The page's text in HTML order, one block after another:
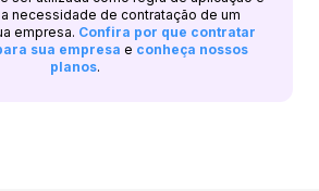
necessidade de contratação de um
empresa. Confira por que contratar
sua empresa e conheça nossos
planos.